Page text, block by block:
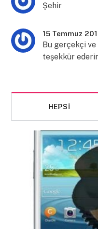
Şehir
15 Temmuz
Bu gerçekçi ve
teşekkür
HEPSI